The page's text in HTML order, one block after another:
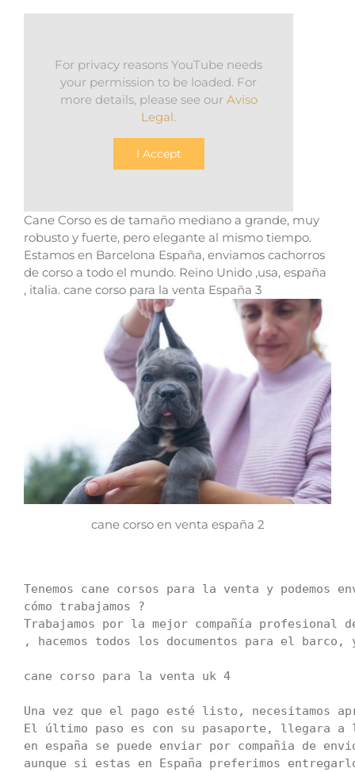
For privacy reasons YouTube needs
your permission to be loaded. For
more details, please see our Aviso
Legal.
I Accept
Cane Corso es de tamaño mediano a grande, muy
robusto y fuerte, pero elegante al mismo tiempo.
Estamos en Barcelona España, enviamos cachorros
de corso a todo el mundo. Reino Unido ,usa, españa
, italia. cane corso para la venta España 3
cane corso en venta españa 2
Tenemos cane corsos para la venta y podemos
cómo trabajamos ?
Trabajamos por la mejor compañía profesional
, hacemos todos los documentos para el barco,
cane corso para la venta uk 4
Una vez que el pago esté listo, necesitamos
El último paso es con su pasaporte, llegara a
en españa se puede enviar por compañia de
aunque si estas en España preferimos